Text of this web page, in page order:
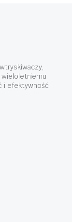
wieloletniemu
i efektywność